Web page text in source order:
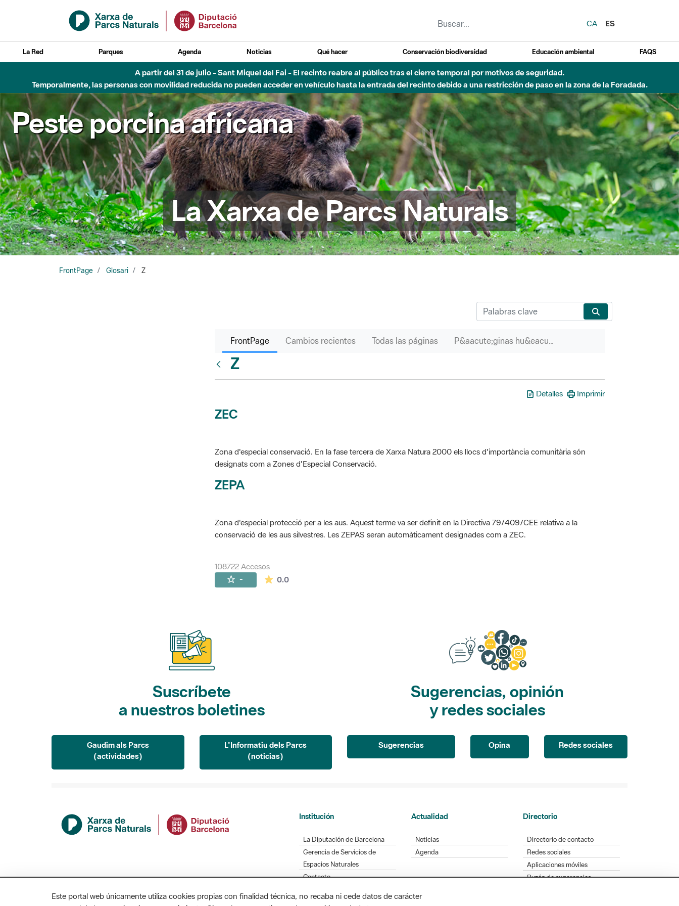
Saltar al contenido principal
CA
ES
La Red Parques Agenda Noticias Qué hacer Conservación biodiversidad Educación ambiental FAQS
A partir del 31 de julio - Sant Miquel del Fai - El recinto reabre al público tras el cierre temporal por motivos de seguridad.
Temporalmente, las personas con movilidad reducida no pueden acceder en vehículo hasta la entrada del recinto debido a una restricción de paso en la zona de la Foradada.
Peste porcina africana
La Xarxa de Parcs Naturals
FrontPage Glosari Z
FrontPage Cambios recientes Todas las páginas P&aacute;ginas hu&eacute;rfanas
Z
Detalles Imprimir
ZEC
Zona d'especial conservació. En la fase tercera de Xarxa Natura 2000 els llocs d'importància comunitària són
designats com a Zones d'Especial Conservació.
ZEPA
Zona d'especial protecció per a les aus. Aquest terme va ser definit en la Directiva 79/409/CEE relativa a la
conservació de les aus silvestres. Les ZEPAS seran automàticament designades com a ZEC.
108722 Accesos
- 0.0La valoración media es de 0 estrellas de 5.
Suscríbete
a nuestros boletines
Gaudim als Parcs
(actividades)
L'Informatiu dels Parcs
(noticias)
Sugerencias, opinión
y redes sociales
Sugerencias Opina Redes sociales
Institución
La Diputación de Barcelona
Gerencia de Servicios de
Espacios Naturales
Contacto
Actualidad
Noticias
Agenda
Directorio
Directorio de contacto
Redes sociales
Aplicaciones móviles
Buzón de sugerencias
Este portal web únicamente utiliza cookies propias con finalidad técnica, no recaba ni cede datos de carácter